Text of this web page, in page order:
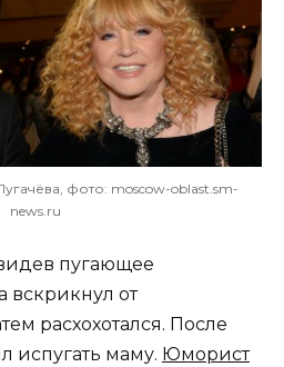
фото: moscow-oblast.sm-
news.ru
пугающее
вскрикнул от
расхохотался. После
испугать маму. Юморист